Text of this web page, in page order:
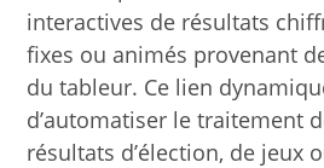
interactives de résultats
fixes ou animés provenant
du tableur. Ce lien
d’automatiser le traitement
résultats d’élection, de jeux